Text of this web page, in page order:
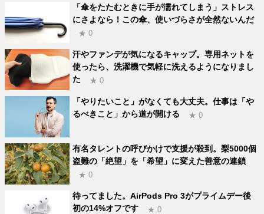
「傘をたたむときに手が濡れてしまう」ストレス
にさよなら！この傘、使いづらさが全然ないんだ
★ 0
汗やファンデが気になるキャップ。専用ネットを
使ったら、洗濯機で気軽に洗えるようになりまし
た
★ 0
「やりたいこと」がなくても大丈夫。仕事は「や
るべきこと」から道が開ける
★ 0
有名タレントの呼びかけで支援が殺到。梨5000個
盗難の「絶望」を「希望」に変えた善意の連鎖
★ 0
待ってました。AirPods Pro 3がプライムデー後
初の14%オフです
★ 0